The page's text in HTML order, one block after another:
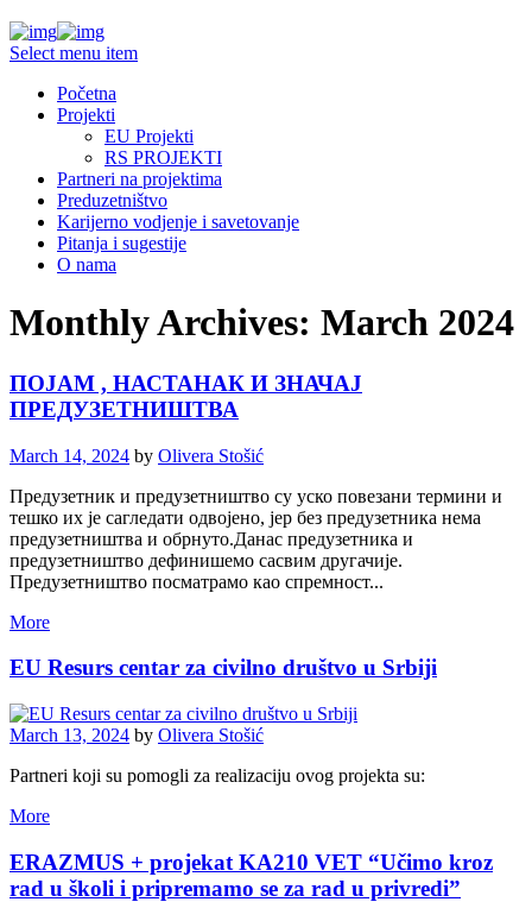
Select menu item
Početna
Projekti
EU Projekti
RS PROJEKTI
Partneri na projektima
Preduzetništvo
Karijerno vodjenje i savetovanje
Pitanja i sugestije
O nama
Monthly Archives: March 2024
ПОЈАМ , НАСТАНАК И ЗНАЧАЈ
ПРЕДУЗЕТНИШТВА
March 14, 2024 by Olivera Stošić
Предузетник и предузетништво су уско повезани термини и
тешко их је сагледати одвојено, јер без предузетника нема
предузетништва и обрнуто.Данас предузетника и
предузетништво дефинишемо сасвим другачије.
Предузетништво посматрамо као спремност...
More
EU Resurs centar za civilno društvo u Srbiji
March 13, 2024 by Olivera Stošić
Partneri koji su pomogli za realizaciju ovog projekta su:
More
ERAZMUS + projekat KA210 VET “Učimo kroz
rad u školi i pripremamo se za rad u privredi”